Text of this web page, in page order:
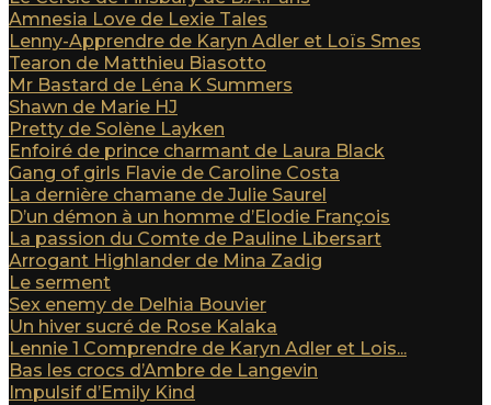
Amnesia Love de Lexie Tales
Lenny-Apprendre de Karyn Adler et Loïs Smes
Tearon de Matthieu Biasotto
Mr Bastard de Léna K Summers
Shawn de Marie HJ
Pretty de Solène Layken
Enfoiré de prince charmant de Laura Black
Gang of girls Flavie de Caroline Costa
La dernière chamane de Julie Saurel
D’un démon à un homme d’Elodie François
La passion du Comte de Pauline Libersart
Arrogant Highlander de Mina Zadig
Le serment
Sex enemy de Delhia Bouvier
Un hiver sucré de Rose Kalaka
Lennie 1 Comprendre de Karyn Adler et Lois...
Bas les crocs d’Ambre de Langevin
Impulsif d’Emily Kind